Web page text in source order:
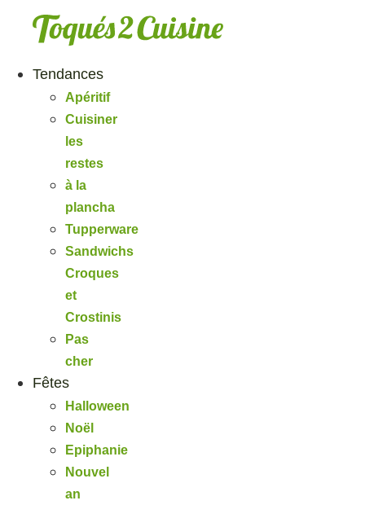
Tendances
Apéritif
Cuisiner
les
restes
à la
plancha
Tupperware
Sandwichs
Croques
et
Crostinis
Pas
cher
Fêtes
Halloween
Noël
Epiphanie
Nouvel
an